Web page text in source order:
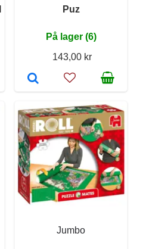
Puz
På lager (6)
143,00 kr
Jumbo